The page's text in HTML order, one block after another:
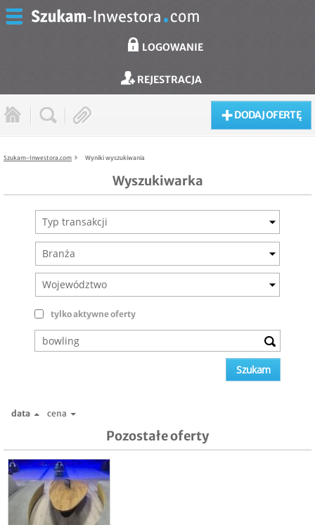
LOGOWANIE
REJESTRACJA
DODAJ OFERTĘ
Szukam-Inwestora.com Wyniki wyszukiwania
Wyszukiwarka
Typ transakcji
Branża
Województwo
tylko aktywne oferty
data cena
Pozostałe oferty